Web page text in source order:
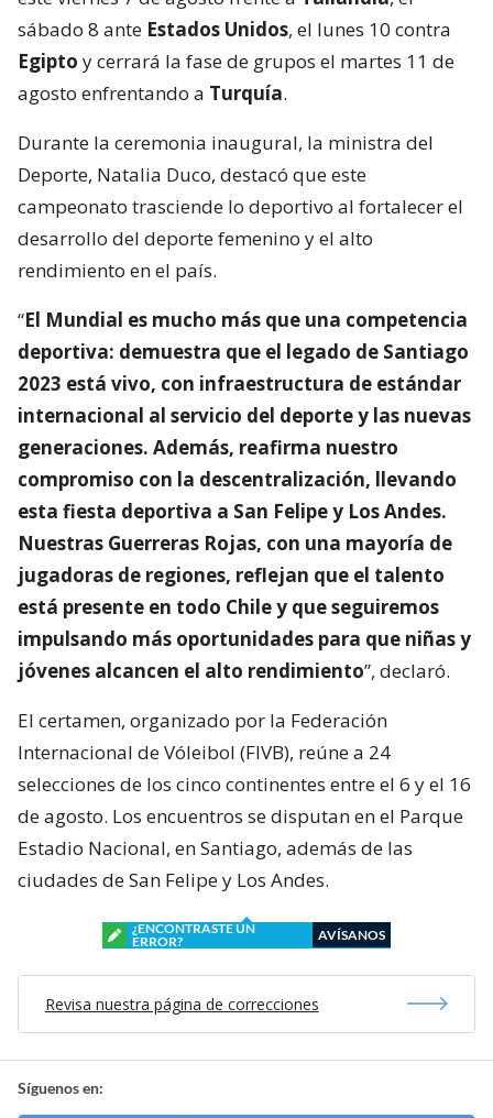
sábado 8 ante Estados Unidos, el lunes 10 contra
Egipto y cerrará la fase de grupos el martes 11 de
agosto enfrentando a Turquía.
Durante la ceremonia inaugural, la ministra del
Deporte, Natalia Duco, destacó que este
campeonato trasciende lo deportivo al fortalecer el
desarrollo del deporte femenino y el alto
rendimiento en el país.
“El Mundial es mucho más que una competencia
deportiva: demuestra que el legado de Santiago
2023 está vivo, con infraestructura de estándar
internacional al servicio del deporte y las nuevas
generaciones. Además, reafirma nuestro
compromiso con la descentralización, llevando
esta fiesta deportiva a San Felipe y Los Andes.
Nuestras Guerreras Rojas, con una mayoría de
jugadoras de regiones, reflejan que el talento
está presente en todo Chile y que seguiremos
impulsando más oportunidades para que niñas y
jóvenes alcancen el alto rendimiento”, declaró.
El certamen, organizado por la Federación
Internacional de Vóleibol (FIVB), reúne a 24
selecciones de los cinco continentes entre el 6 y el 16
de agosto. Los encuentros se disputan en el Parque
Estadio Nacional, en Santiago, además de las
ciudades de San Felipe y Los Andes.
¿ENCONTRASTE UN
ERROR?
AVÍSANOS
Revisa nuestra página de correcciones
Síguenos en: